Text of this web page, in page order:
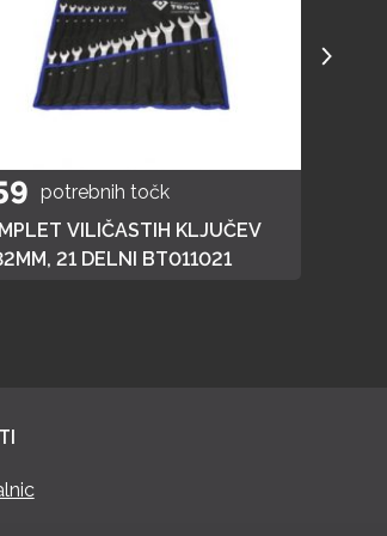
potrebnih točk
VILIČASTIH KLJUČEV
6-32MM, 21 DELNI BT011021